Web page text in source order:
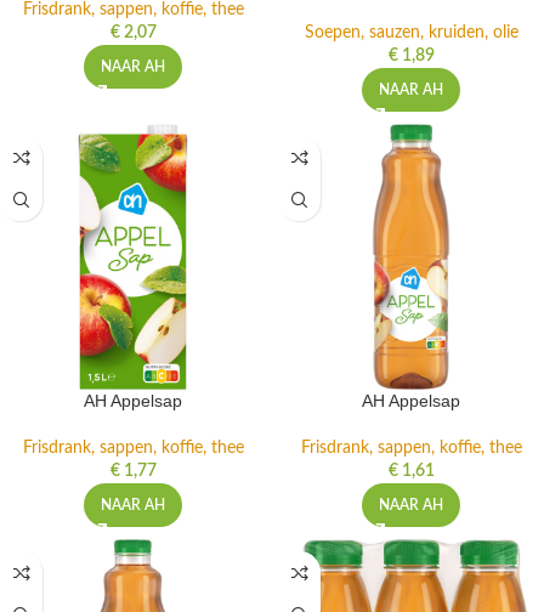
Frisdrank, sappen, koffie, thee
€2,07
NAAR AH
Soepen, sauzen, kruiden, olie
€1,89
NAAR AH
AH Appelsap
Frisdrank, sappen, koffie, thee
€1,77
NAAR AH
AH Appelsap
Frisdrank, sappen, koffie, thee
€1,61
NAAR AH